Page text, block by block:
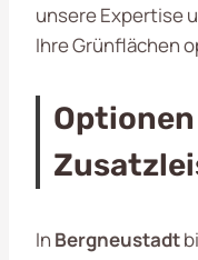
unsere Expertise
Ihre Grünflächen
In Bergneustadt